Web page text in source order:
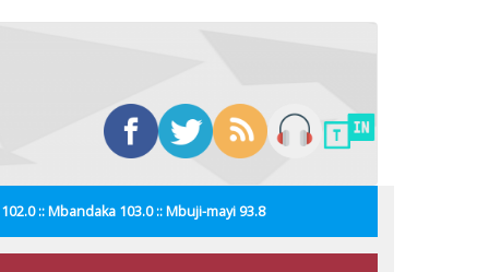
:: Mbandaka 103.0 :: Mbuji-mayi 93.8